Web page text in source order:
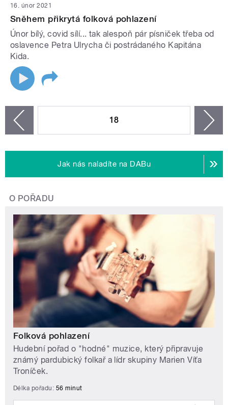
16. únor 2021
Sněhem přikrytá folková pohlazení
Únor bílý, covid sílí... tak alespoň pár písniček třeba od
oslavence Petra Ulrycha či postrádaného Kapitána
Kida.
18
Jak nás naladíte na DABu
O POŘADU
Folková pohlazení
Hudební pořad o "hodné" muzice, který připravuje
známý pardubický folkař a lídr skupiny Marien Víťa
Troníček.
Délka pořadu: 56 minut